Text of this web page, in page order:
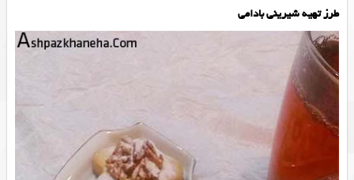
طرز تهیه شیرینی بادامی